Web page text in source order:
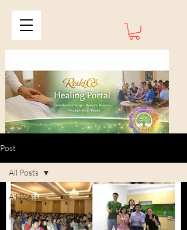
Post
All Posts
Feng Shui
All Posts